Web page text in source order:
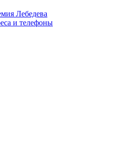
Лебедева
и телефоны